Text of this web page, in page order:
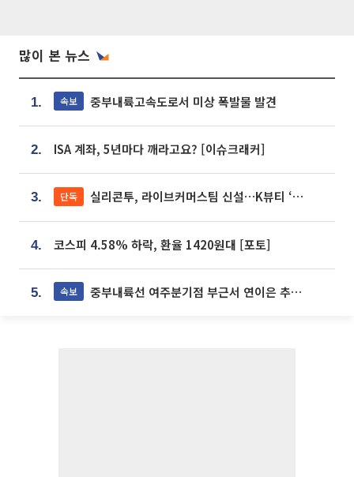
많이 본 뉴스
1. 속보 중부내륙고속도로서 미상 폭발물 발견
2. ISA 계좌, 5년마다 깨라고요? [이슈크래커]
3. 단독 실리콘투, 라이브커머스팀 신설…K뷰티 ‘글로벌 판매망’ 확대[K뷰티 라방戰]
4. 코스피 4.58% 하락, 환율 1420원대 [포토]
5. 속보 중부내륙선 여주분기점 부근서 연이은 추돌사고 발생